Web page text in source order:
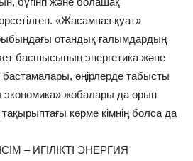
«Жасампаз қуат»
отандық ғалымдардың
басшысының энергетика және
бастамалары, өңірлерде табысты
экономика» жобалары да орын
көрме кімнің болса да
– ИГІЛІКТІ ЭНЕРГИЯ